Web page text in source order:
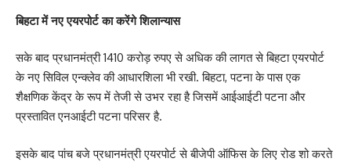
बिहटा में नए एयरपोर्ट का करेंगे शिलान्यास
सके बाद प्रधानमंत्री 1410 करोड़ रुपए से अधिक की लागत से बिहटा एयरपोर्ट
के नए सिविल एन्क्लेव की आधारशिला भी रखी. बिहटा, पटना के पास एक
शैक्षणिक केंद्र के रूप में तेजी से उभर रहा है जिसमें आईआईटी पटना और
प्रस्तावित एनआईटी पटना परिसर है.
इसके बाद पांच बजे प्रधानमंत्री एयरपोर्ट से बीजेपी ऑफिस के लिए रोड शो करते